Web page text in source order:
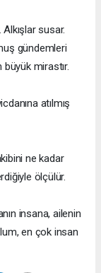
susar.
gündemleri
büyük mirastır.
atılmış
ne kadar
ölçülür.
insana, ailenin
en çok insan